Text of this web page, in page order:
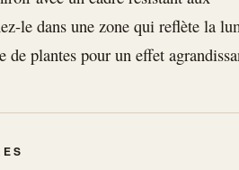
le dans une zone qui reflète la
de plantes pour un effet